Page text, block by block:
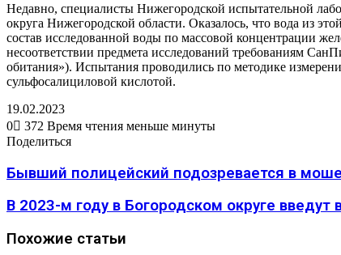
Недавно, специалисты Нижегородской испытательной
округа Нижегородской области. Оказалось, что вода из
состав исследованной воды по массовой концентрации
несоответствии предмета исследований требованиям
обитания»). Испытания проводились по методике
сульфосалициловой кислотой.
19.02.2023
0
372 Время чтения меньше минуты
Вконтакте
Одноклассники
WhatsApp
Telegram
Viber
Поделиться
электронную
почту
Печатать
Поделиться
через
электронную
почту
Бывший полицейский подозревается в
В 2023-м году в Богородском округе
Похожие статьи